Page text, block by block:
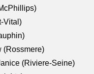
Vital)
(Rossmere)
(Riviere-Seine)